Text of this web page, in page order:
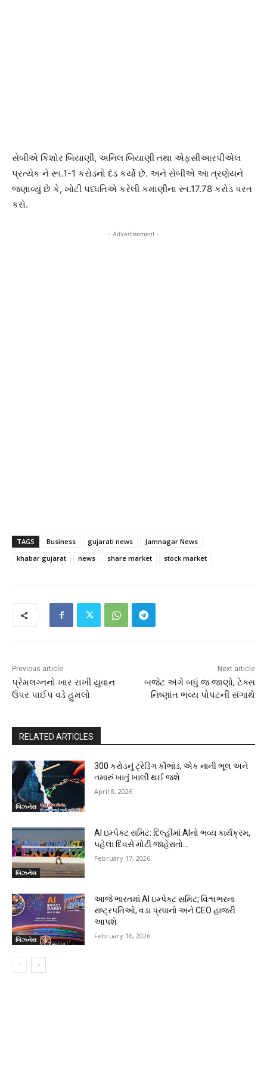
સેબીએ કિશોર બિયાણી, અનિલ બિયાણી તથા એફસીઆરપીએલ
પ્રત્યેક ને રૂા.1-1 કરોડનો દંડ કર્યો છે. અને સેબીએ આ ત્રણેયને
જણાવ્યું છે કે, ખોટી પધ્ધતિએ કરેલી કમાણીના રૂા.17.78 કરોડ પરત
કરો.
- Advertisement -
TAGS Business gujarati news
Jamnagar News
khabar gujarat
news share market stock market
Previous article
પ્રેમલગ્નનો ખાર રાખી યુવાન
ઉપર પાઈપ વડે હુમલો
Next article
બજેટ અંગે બધું જ જાણો, ટેક્સ
નિષ્ણાંત ભવ્ય પોપટની સંગાથે
RELATED ARTICLES
બિઝનેસ
300 કરોડનું ટ્રેડિંગ કૌભાંડ, એક નાની ભૂલ અને
તમારું ખાતું ખાલી થઈ જશે
April 8, 2026
બિઝનેસ
AI ઇમ્પેક્ટ સમિટ: દિલ્હીમાં AIનો ભવ્ય કાર્યક્રમ,
પહેલા દિવસે મોટી જાહેરાતો…
February 17, 2026
બિઝનેસ
આજે ભારતમાં AI ઇમ્પેક્ટ સમિટ; વિશ્વભરના
રાષ્ટ્રપતિઓ, વડા પ્રધાનો અને CEO હાજરી
આપશે
February 16, 2026